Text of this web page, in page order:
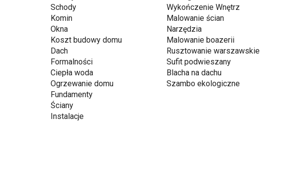
Schody
Komin
Okna
Koszt budowy domu
Dach
Formalności
Ciepła woda
Ogrzewanie domu
Fundamenty
Ściany
Instalacje
Wykończenie Wnętrz
Malowanie ścian
Narzędzia
Malowanie boazerii
Rusztowanie warszawskie
Sufit podwieszany
Blacha na dachu
Szambo ekologiczne